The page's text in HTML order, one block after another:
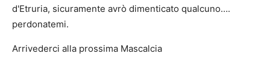
d'Etruria, sicuramente avrò dimenticato qualcuno….
perdonatemi.
Arrivederci alla prossima Mascalcia